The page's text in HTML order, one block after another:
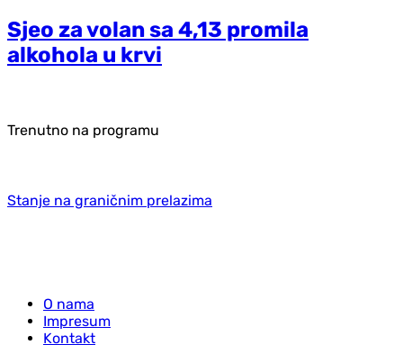
Sjeo za volan sa 4,13 promila
alkohola u krvi
Trenutno na programu
Stanje na graničnim prelazima
O nama
Impresum
Kontakt